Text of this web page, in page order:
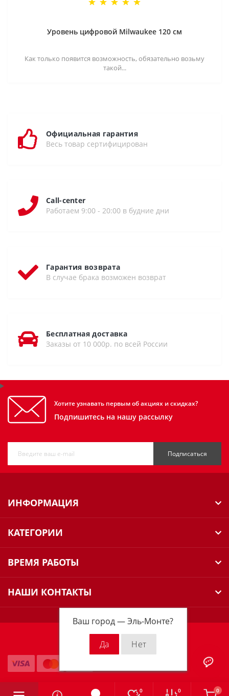
Ваш город —Эль-Монте?
0 0 0
Уровень цифровой Milwaukee 120 см
Как только появится возможность, обязательно возьму
такой...
Официальная гарантия
Весь товар сертифицирован
Call-center
Работаем 9:00 - 20:00 в будние дни
Гарантия возврата
В случае брака возможен возврат
Бесплатная доставка
Заказы от 10 000р. по всей России
Хотите узнавать первым об акциях и скидках?
Подпишитесь на нашу рассылку
Подписаться
ИНФОРМАЦИЯ
КАТЕГОРИИ
ВРЕМЯ РАБОТЫ
НАШИ КОНТАКТЫ
Milwaukee Russia © 2026